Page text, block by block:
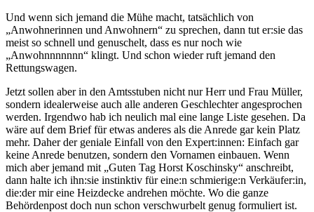
Und wenn sich jemand die Mühe macht, tatsächlich von
„Anwohnerinnen und Anwohnern“ zu sprechen, dann tut er:sie das
meist so schnell und genuschelt, dass es nur noch wie
„Anwohnnnnnnn“ klingt. Und schon wieder ruft jemand den
Rettungswagen.
Jetzt sollen aber in den Amtsstuben nicht nur Herr und Frau Müller,
sondern idealerweise auch alle anderen Geschlechter angesprochen
werden. Irgendwo hab ich neulich mal eine lange Liste gesehen. Da
wäre auf dem Brief für etwas anderes als die Anrede gar kein Platz
mehr. Daher der geniale Einfall von den Expert:innen: Einfach gar
keine Anrede benutzen, sondern den Vornamen einbauen. Wenn
mich aber jemand mit „Guten Tag Horst Koschinsky“ anschreibt,
dann halte ich ihn:sie instinktiv für eine:n schmierige:n Verkäufer:in,
die:der mir eine Heizdecke andrehen möchte. Wo die ganze
Behördenpost doch nun schon verschwurbelt genug formuliert ist.